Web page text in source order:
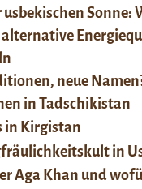
Sonne:
neue
in Tadschikistan
in Kirgistan
in
Aga Khan und